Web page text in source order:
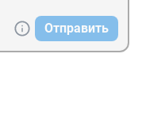
Отправить